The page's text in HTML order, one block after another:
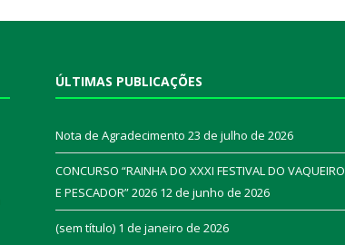
ÚLTIMAS PUBLICAÇÕES
Nota de Agradecimento 23 de julho de 2026
CONCURSO “RAINHA DO XXXI FESTIVAL DO VAQUEIRO
E PESCADOR” 2026 12 de junho de 2026
(sem título) 1 de janeiro de 2026